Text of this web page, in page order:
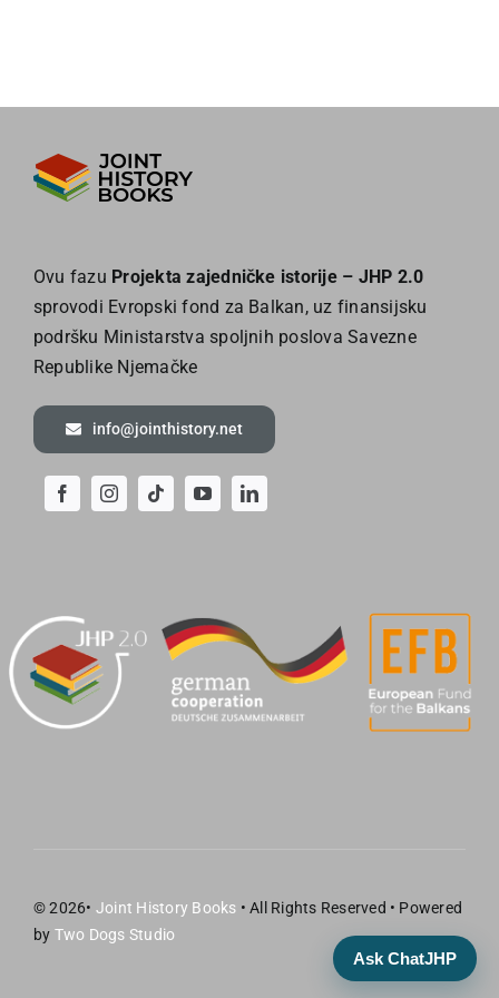
Ovu fazu Projekta zajedničke istorije – JHP 2.0
sprovodi Evropski fond za Balkan, uz finansijsku
podršku Ministarstva spoljnih poslova Savezne
Republike Njemačke
info@jointhistory.net
© 2026• Joint History Books • All Rights Reserved • Powered
by Two Dogs Studio
Ask ChatJHP